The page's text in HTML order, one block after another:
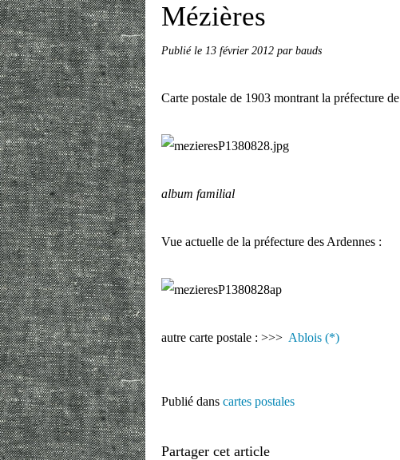
Mézières
Publié le 13 février 2012 par bauds
Carte postale de 1903 montrant la préfecture
album familial
Vue actuelle de la préfecture des Ardennes :
autre carte postale : >>> Ablois (*)
Publié dans cartes postales
Partager cet article